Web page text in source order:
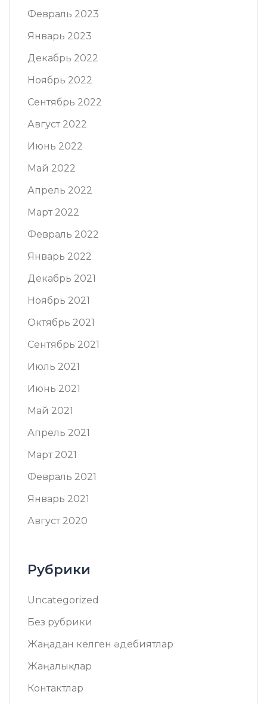
Февраль 2023
Январь 2023
Декабрь 2022
Ноябрь 2022
Сентябрь 2022
Август 2022
Июнь 2022
Май 2022
Апрель 2022
Март 2022
Февраль 2022
Январь 2022
Декабрь 2021
Ноябрь 2021
Октябрь 2021
Сентябрь 2021
Июль 2021
Июнь 2021
Май 2021
Апрель 2021
Март 2021
Февраль 2021
Январь 2021
Август 2020
Рубрики
Uncategorized
Без рубрики
Жаңадан келген әдебиятлар
Жаңалықлар
Контактлар